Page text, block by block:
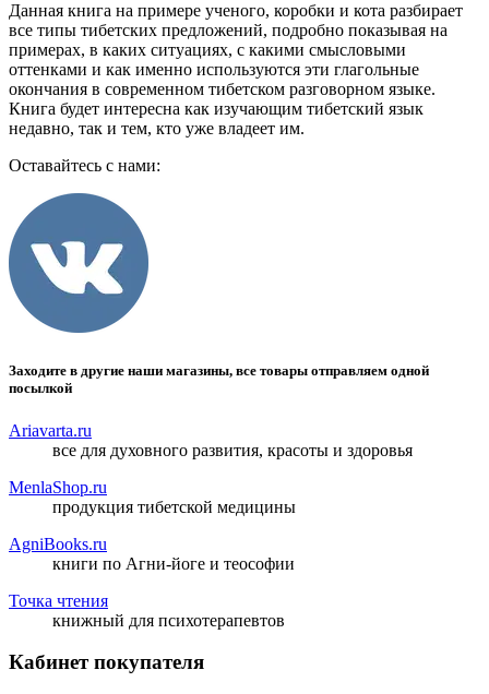
Данная книга на примере ученого, коробки и кота разбирает
все типы тибетских предложений, подробно показывая на
примерах, в каких ситуациях, с какими смысловыми
оттенками и как именно используются эти глагольные
окончания в современном тибетском разговорном языке.
Книга будет интересна как изучающим тибетский язык
недавно, так и тем, кто уже владеет им.
Оставайтесь с нами:
Заходите в другие наши магазины, все товары отправляем одной
посылкой
Ariavarta.ru
все для духовного развития, красоты и здоровья
MenlaShop.ru
продукция тибетской медицины
AgniBooks.ru
книги по Агни-йоге и теософии
Точка чтения
книжный для психотерапевтов
Кабинет покупателя